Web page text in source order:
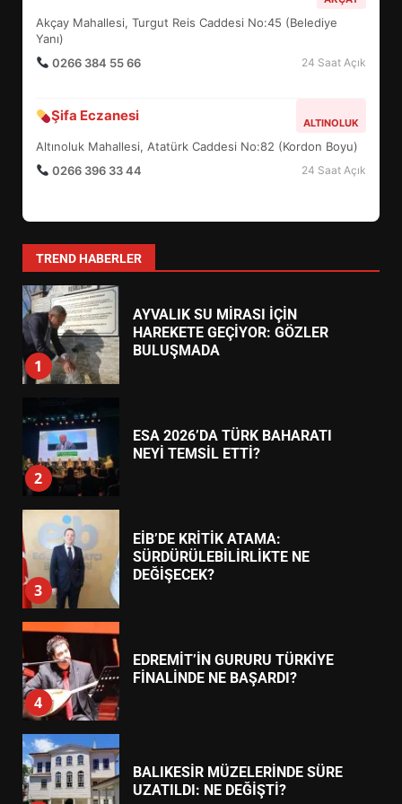
Akçay Mahallesi, Turgut Reis Caddesi No:45 (Belediye
Yanı)
0266 384 55 66
24 Saat Açık
Şifa Eczanesi ALTINOLUK
Altınoluk Mahallesi, Atatürk Caddesi No:82 (Kordon Boyu)
0266 396 33 44
24 Saat Açık
TREND HABERLER
6
7
YENİ YÖNETİM NASIL
ŞEKİLLENDİ?
1
HAREKETE GEÇİYOR: GÖZLER
2
ESA 2026’DA TÜRK BAHARATI
NEYİ TEMSİL ETTİ?
3
EİB’DE KRİTİK ATAMA:
SÜRDÜRÜLEBİLİRLİKTE NE
DEĞİŞECEK?
4
EDREMİT’İN GURURU TÜRKİYE
FİNALİNDE NE BAŞARDI?
5
BALIKESİR MÜZELERİNDE SÜRE
UZATILDI: NE DEĞİŞTİ?
BURHANİYE SATRANÇ
TURNUVASI KAYITLARI NEYİ
DEĞİŞTİRİYOR?